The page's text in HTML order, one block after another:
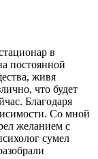
в
постоянной
живя
что будет
Благодаря
Со мной
желанием с
сумел